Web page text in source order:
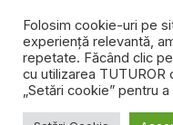
Despre noi
Folosim cookie-uri pe
experiență relevantă,
repetate. Făcând clic
cu utilizarea
„Setări cookie” pentru